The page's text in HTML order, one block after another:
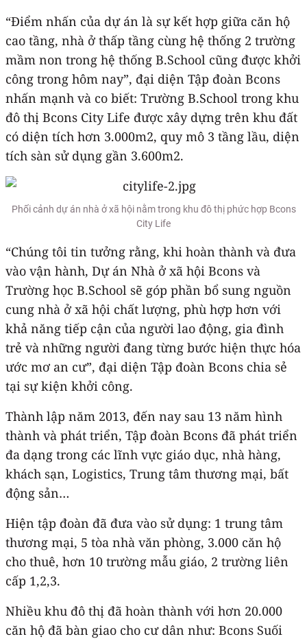
“Điểm nhấn của dự án là sự kết hợp giữa căn hộ
cao tầng, nhà ở thấp tầng cùng hệ thống 2 trường
mầm non trong hệ thống B.School cũng được khởi
công trong hôm nay”, đại diện Tập đoàn Bcons
nhấn mạnh và co biết: Trường B.School trong khu
đô thị Bcons City Life được xây dựng trên khu đất
có diện tích hơn 3.000m2, quy mô 3 tầng lầu, diện
tích sàn sử dụng gần 3.600m2.
Phối cảnh dự án nhà ở xã hội nằm trong khu đô thị phức hợp Bcons
City Life
“Chúng tôi tin tưởng rằng, khi hoàn thành và đưa
vào vận hành, Dự án Nhà ở xã hội Bcons và
Trường học B.School sẽ góp phần bổ sung nguồn
cung nhà ở xã hội chất lượng, phù hợp hơn với
khả năng tiếp cận của người lao động, gia đình
trẻ và những người đang từng bước hiện thực hóa
ước mơ an cư”, đại diện Tập đoàn Bcons chia sẻ
tại sự kiện khởi công.
Thành lập năm 2013, đến nay sau 13 năm hình
thành và phát triển, Tập đoàn Bcons đã phát triển
đa dạng trong các lĩnh vực giáo dục, nhà hàng,
khách sạn, Logistics, Trung tâm thương mại, bất
động sản…
Hiện tập đoàn đã đưa vào sử dụng: 1 trung tâm
thương mại, 5 tòa nhà văn phòng, 3.000 căn hộ
cho thuê, hơn 10 trường mẫu giáo, 2 trường liên
cấp 1,2,3.
Nhiều khu đô thị đã hoàn thành với hơn 20.000
căn hộ đã bàn giao cho cư dân như: Bcons Suối